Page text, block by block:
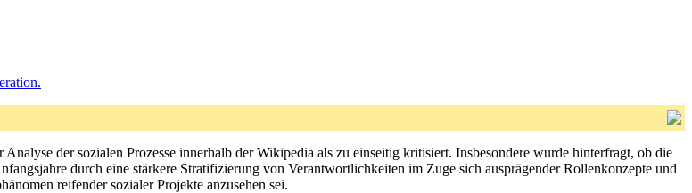
der sozialen Prozesse innerhalb der Wikipedia als zu einseitig kritisiert. Insbesondere wurde hinterfragt, ob die
durch eine stärkere Stratifizierung von Verantwortlichkeiten im Zuge sich ausprägender Rollenkonzepte und
reifender sozialer Projekte anzusehen sei.